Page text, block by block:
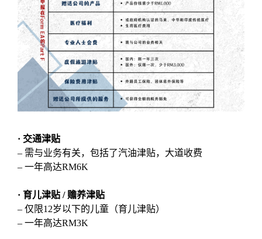
· 交通津贴
– 需与业务有关，包括了汽油津贴，大道收费
– 一年高达RM6K
· 育儿津贴 / 赡养津贴
– 仅限12岁以下的儿童（育儿津贴）
– 一年高达RM3K